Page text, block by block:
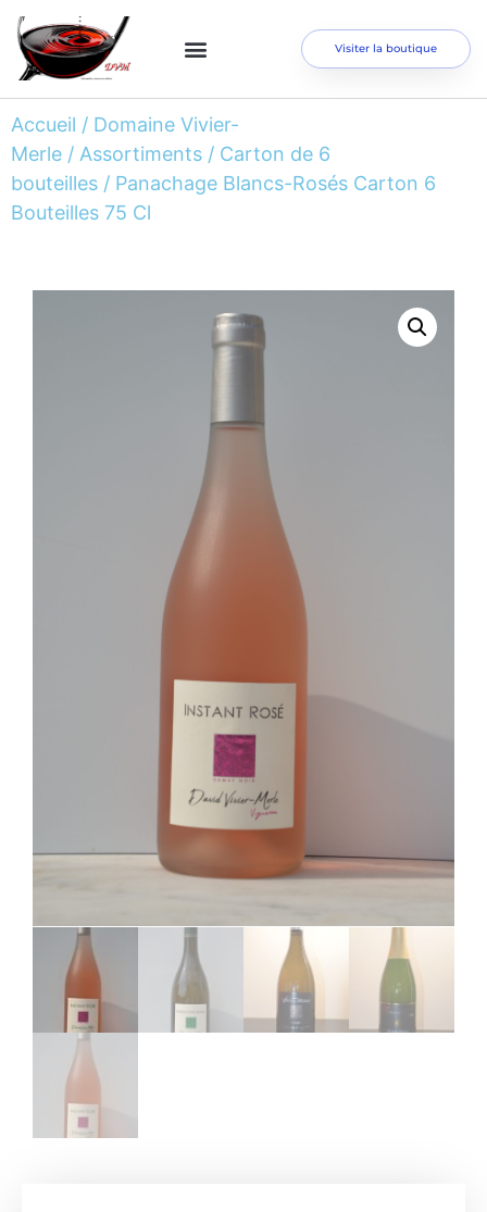
Visiter la boutique
Accueil / Domaine Vivier-
Merle / Assortiments / Carton de 6
bouteilles / Panachage Blancs-Rosés Carton 6
Bouteilles 75 Cl